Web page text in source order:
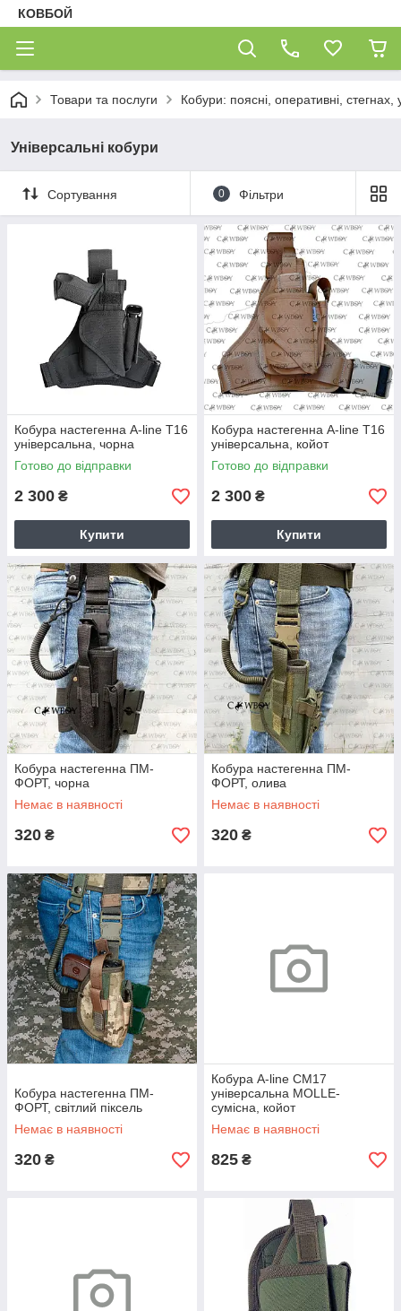
КОВБОЙ
Товари та послуги Кобури: поясні, оперативні, стегнах,
Універсальні кобури
Сортування 0 Фільтри
Кобура настегенна A-line T16
універсальна, чорна
Готово до відправки
2 300 ₴
Купити
Кобура настегенна A-line T16
універсальна, койот
Готово до відправки
2 300 ₴
Купити
Кобура настегенна ПМ-
ФОРТ, чорна
Немає в наявності
320 ₴
Кобура настегенна ПМ-
ФОРТ, олива
Немає в наявності
320 ₴
Кобура настегенна ПМ-
ФОРТ, світлий піксель
Немає в наявності
320 ₴
Кобура A-line СМ17
універсальна MOLLE-
сумісна, койот
Немає в наявності
825 ₴